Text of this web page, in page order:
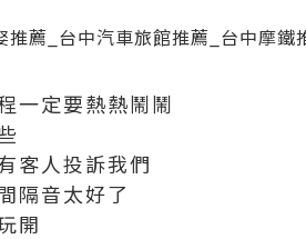
一定要熱熱鬧鬧
客人投訴我們
隔音太好了
開